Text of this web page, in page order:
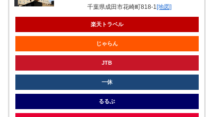
千葉県成田市花崎町818-1 [地図]
楽天トラベル
じゃらん
JTB
一休
るるぶ